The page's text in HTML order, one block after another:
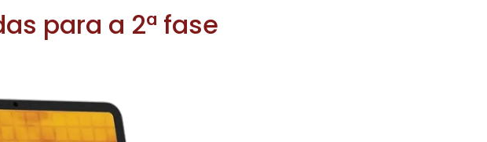
para a 2ª fase